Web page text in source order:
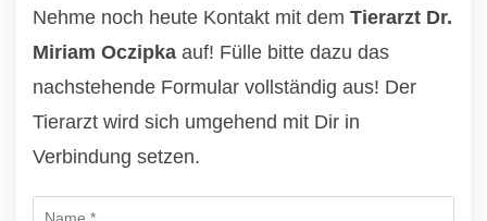
Nehme noch heute Kontakt mit dem Tierarzt Dr.
Miriam Oczipka auf! Fülle bitte dazu das
nachstehende Formular vollständig aus! Der
Tierarzt wird sich umgehend mit Dir in
Verbindung setzen.